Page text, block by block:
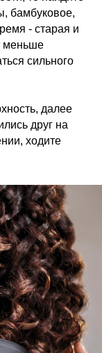
бамбуковое,
- старая и
меньше
сильного
далее
друг на
ходите